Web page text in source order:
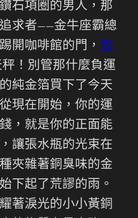
石項圈的男人，那
求者——金牛座霸總
開咖啡館的門， 包
！別管那什麼負運
純金箔買下了今天
現在開始，你的運
，就是你的正面能
讓張水瓶的光束在
夾雜著銅臭味的金
下起了荒謬的雨。
著淚光的小小黃銅